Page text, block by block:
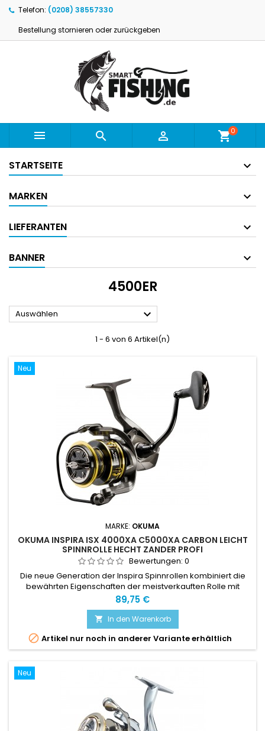
Telefon: (0208) 38557330
Bestellung stornieren oder zurückgeben
   shopping_cart0
STARTSEITE
MARKEN
LIEFERANTEN
BANNER
4500ER
Auswählen 
1 - 6 von 6 Artikel(n)
Neu
MARKE: OKUMA
OKUMA INSPIRA ISX 4000XA C5000XA CARBON LEICHT
SPINNROLLE HECHT ZANDER PROFI
Bewertungen: 0
Die neue Generation der Inspira Spinnrollen kombiniert die
bewährten Eigenschaften der meistverkauften Rolle mit
einigen der neuesten Material- und Designinnovationen von
Okuma.
Preis
89,75 €
 In den Warenkorb
 Artikel nur noch in anderer Variante erhältlich
Neu